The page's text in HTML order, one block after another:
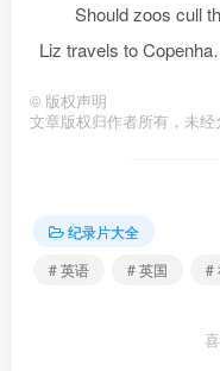
Should zoos cull
Liz travels to
© 版权声明
文章版权归作者所有，未经
纪录片大全
# 英语
# 英国 #